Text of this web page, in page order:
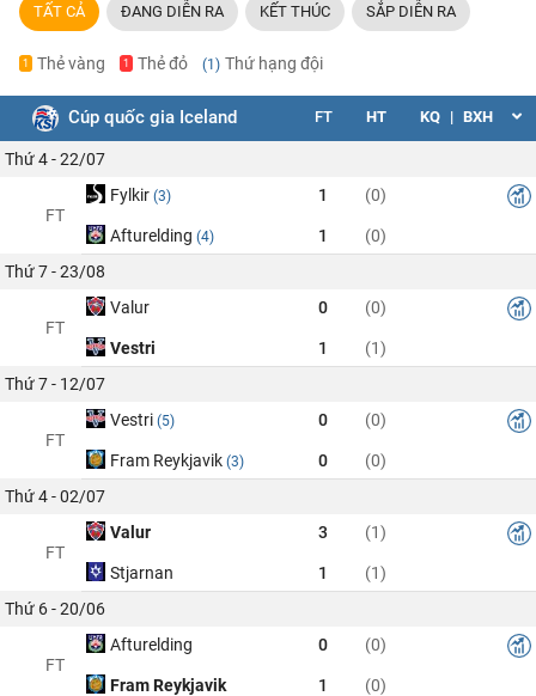
TẤT CẢ ĐANG DIỄN RA KẾT THÚC SẮP DIỄN RA
1 Thẻ vàng 1 Thẻ đỏ (1) Thứ hạng đội
Cúp quốc gia Iceland FT HT KQ | BXH
Thứ 4 - 22/07
FT
Fylkir (3) 1 (0)
Afturelding (4) 1
(0)
Thứ 7 - 23/08
FT
Valur 0 (0)
Vestri 1
(1)
Thứ 7 - 12/07
FT
Vestri (5) 0 (0)
Fram Reykjavik (3) 0
(0)
Thứ 4 - 02/07
FT
Valur 3 (1)
Stjarnan 1
(1)
Thứ 6 - 20/06
FT
Afturelding 0 (0)
Fram Reykjavik 1 (0)